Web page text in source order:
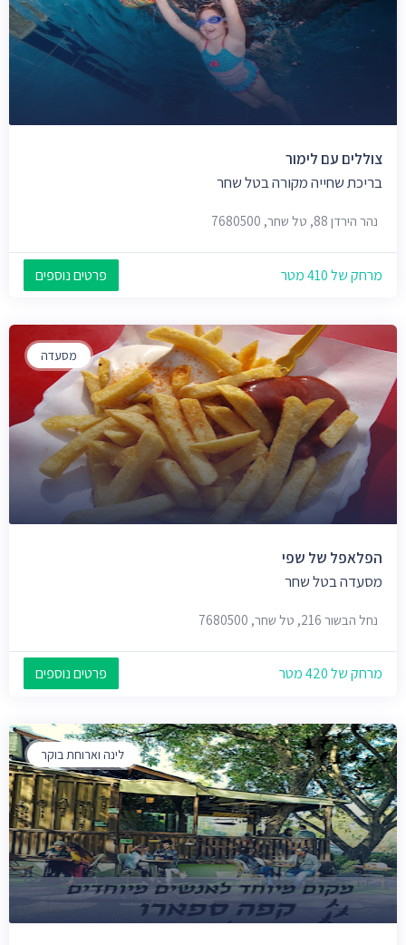
צוללים עם לימור
בריכת שחייה מקורה בטל שחר
נהר הירדן 88, טל שחר, 7680500
מרחק של 410 מטר פרטים נוספים
מסעדה
הפלאפל של שפי
מסעדה בטל שחר
נחל הבשור 216, טל שחר, 7680500
מרחק של 420 מטר פרטים נוספים
לינה וארוחת בוקר